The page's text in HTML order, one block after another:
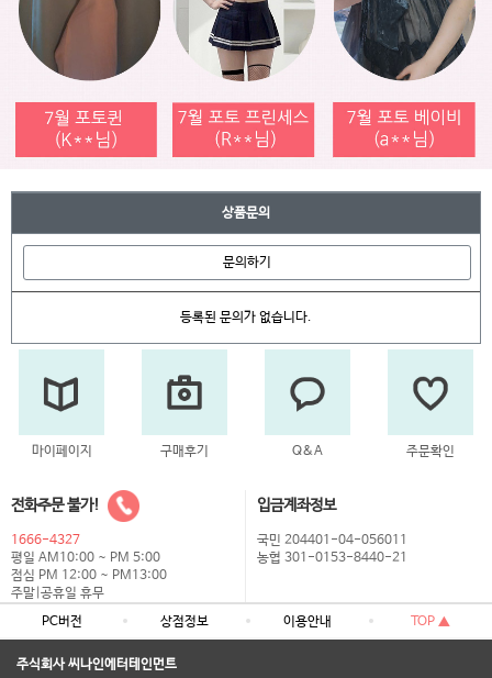
상품문의
문의하기
등록된 문의가 없습니다.
마이페이지 구매후기 Q&A 주문확인
전화주문 불가!
1666-4327
평일 AM10:00 ~ PM 5:00
점심 PM 12:00 ~ PM13:00
주말|공휴일 휴무
입금계좌정보
국민 204401-04-056011
농협 301-0153-8440-21
PC버전 상점정보 이용안내 TOP ▲
주식회사 씨나인에터테인먼트